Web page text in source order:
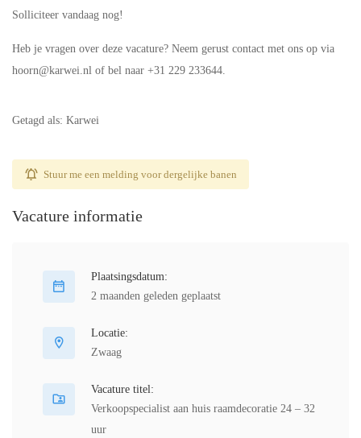
Solliciteer vandaag nog!
Heb je vragen over deze vacature? Neem gerust contact met ons op via
hoorn@karwei.nl of bel naar +31 229 233644.
Getagd als: Karwei
Stuur me een melding voor dergelijke banen
Vacature informatie
Plaatsingsdatum:
2 maanden geleden geplaatst
Locatie:
Zwaag
Vacature titel:
Verkoopspecialist aan huis raamdecoratie 24 – 32
uur